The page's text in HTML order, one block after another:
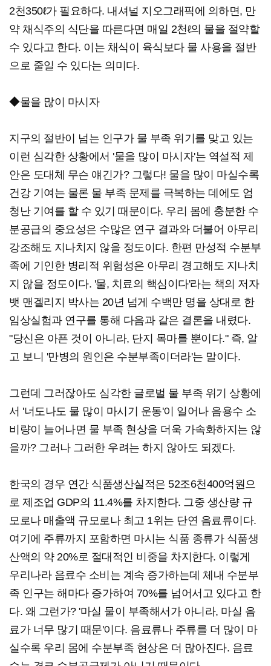
2천350ℓ가 필요하다. 내셔널 지오그래픽에 의하면, 만
약 채식주의 식단을 따른다면 매일 2천ℓ의 물을 절약할
수 있다고 한다. 이는 채식이 육식보다 물 사용을 절반
으로 줄일 수 있다는 의미다.
◆물을 많이 마시자
지구의 절반이 넘는 인구가 물 부족 위기를 맞고 있는
이런 심각한 상황에서 '물을 많이 마시자'는 역설적 제
안은 도대체 무슨 얘긴가? 그렇다! 물을 많이 마실수록
건강 기여는 물론 물 부족 문제를 극복하는 데에도 엄
청난 기여를 할 수 있기 때문이다. 우리 몸에 충분한 수
분공급의 중요성은 수많은 연구 결과와 더불어 아무리
강조해도 지나치지 않을 정도이다. 한편 만성적 수분부
족에 기인한 병리적 위험성은 아무리 경고해도 지나치
지 않을 정도이다. '물, 치료의 핵심이다'라는 책의 저자
뱃 맨겔리지 박사는 20년 넘게 수백만 명을 상대로 한
임상실험과 연구를 통해 다음과 같은 결론을 내렸다.
"당신은 아픈 것이 아니라, 단지 목마를 뿐이다." 즉, 알
고 보니 '만병의 원인은 수분부족이더라'는 말이다.
그런데 그러잖아도 심각한 글로벌 물 부족 위기 상황에
서 '너도나도 물 많이 마시기 운동'이 일어나 음용수 소
비량이 늘어나면 물 부족 현상을 더욱 가속화하지는 않
을까? 그러나 그러한 우려는 하지 않아도 되겠다.
한국의 경우 연간 식품생산실적은 52조6천400억원으
로 제조업 GDP의 11.4%를 차지한다. 그중 생산량 규
모로나 매출액 규모로나 최고 1위는 단연 음료류이다.
여기에 주류까지 포함하면 마시는 식품 종류가 식품생
산액의 약 20%로 절대적인 비중을 차지한다. 이렇게
우리나라 음료수 소비는 계속 증가하는데 체내 수분부
족 인구는 해마다 증가하여 70%를 넘어서고 있다고 한
다. 왜 그런가? '마실 물이 부족해서가 아니라, 마실 음
료가 너무 많기 때문'이다. 음료류나 주류를 더 많이 마
실수록 우리 몸에 수분부족 현상은 더 많아진다. 음료